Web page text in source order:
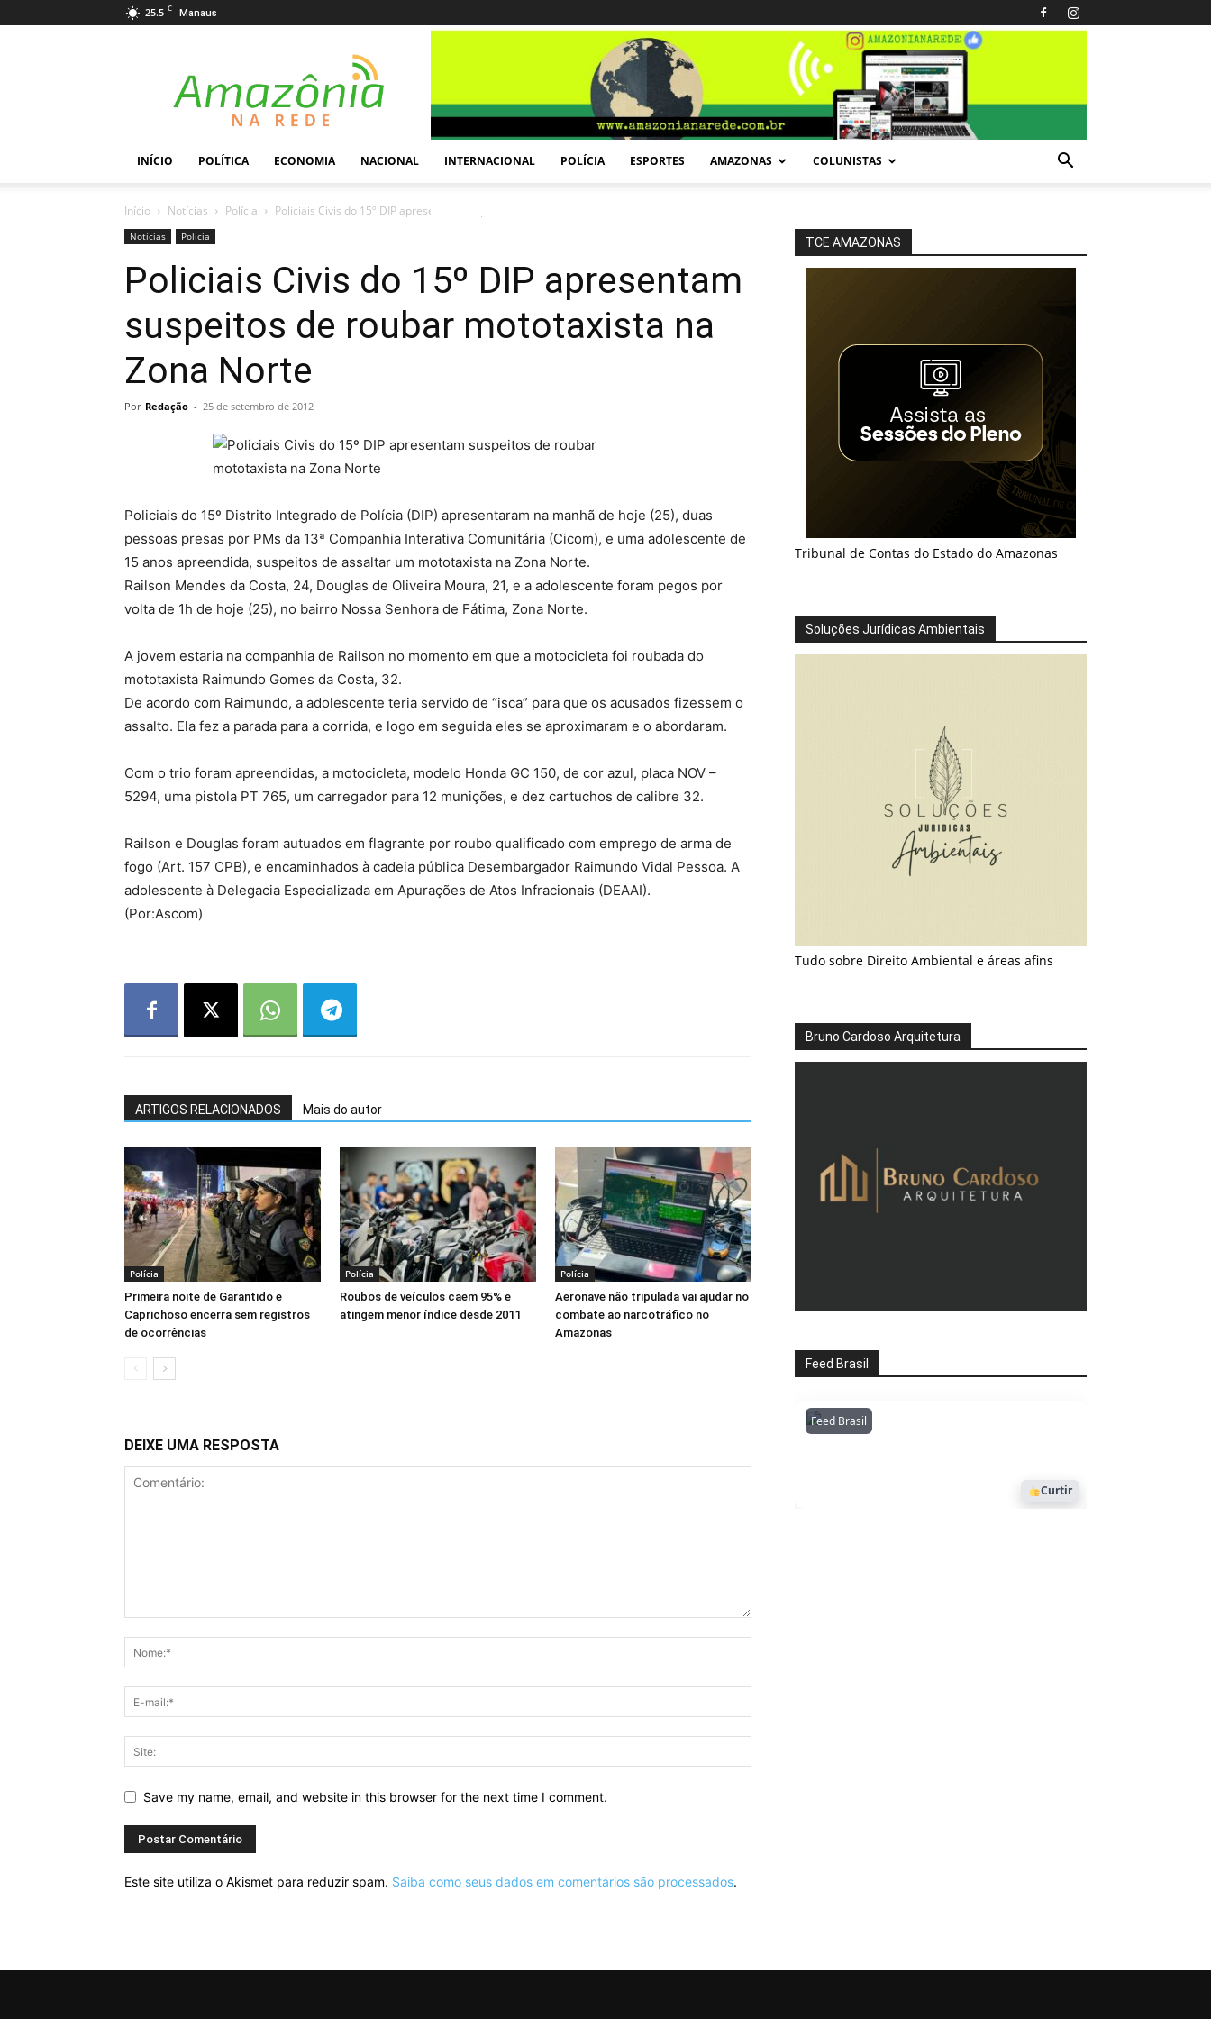
25.5 C Manaus
Rede
INÍCIO POLÍTICA ECONOMIA NACIONAL INTERNACIONAL POLÍCIA ESPORTES AMAZONAS COLUNISTAS
Início Notícias Polícia Policiais Civis do 15º DIP apresentam suspeitos de roubar mototaxista na Zona...
Notícias Polícia
Policiais Civis do 15º DIP apresentam
suspeitos de roubar mototaxista na
Zona Norte
Por Redação - 25 de setembro de 2012
Policiais do 15º Distrito Integrado de Polícia (DIP) apresentaram na manhã de hoje (25), duas
pessoas presas por PMs da 13ª Companhia Interativa Comunitária (Cicom), e uma adolescente de
15 anos apreendida, suspeitos de assaltar um mototaxista na Zona Norte.
Railson Mendes da Costa, 24, Douglas de Oliveira Moura, 21, e a adolescente foram pegos por
volta de 1h de hoje (25), no bairro Nossa Senhora de Fátima, Zona Norte.
A jovem estaria na companhia de Railson no momento em que a motocicleta foi roubada do
mototaxista Raimundo Gomes da Costa, 32.
De acordo com Raimundo, a adolescente teria servido de “isca” para que os acusados fizessem o
assalto. Ela fez a parada para a corrida, e logo em seguida eles se aproximaram e o abordaram.
Com o trio foram apreendidas, a motocicleta, modelo Honda GC 150, de cor azul, placa NOV –
5294, uma pistola PT 765, um carregador para 12 munições, e dez cartuchos de calibre 32.
Railson e Douglas foram autuados em flagrante por roubo qualificado com emprego de arma de
fogo (Art. 157 CPB), e encaminhados à cadeia pública Desembargador Raimundo Vidal Pessoa. A
adolescente à Delegacia Especializada em Apurações de Atos Infracionais (DEAAI).
(Por:Ascom)
ARTIGOS RELACIONADOS Mais do autor
Polícia
Primeira noite de Garantido e
Caprichoso encerra sem registros
de ocorrências
Polícia
Roubos de veículos caem 95% e
atingem menor índice desde 2011
Polícia
Aeronave não tripulada vai ajudar no
combate ao narcotráfico no
Amazonas
DEIXE UMA RESPOSTA
Save my name, email, and website in this browser for the next time I comment.
Este site utiliza o Akismet para reduzir spam. Saiba como seus dados em comentários são processados.
TCE AMAZONAS
Tribunal de Contas do Estado do Amazonas
Soluções Jurídicas Ambientais
Tudo sobre Direito Ambiental e áreas afins
Bruno Cardoso Arquitetura
Feed Brasil
Feed BrasilAmazonianarede
1053
Curtir